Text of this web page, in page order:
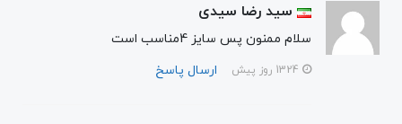
سید رضا سیدی
سلام ممنون پس سایز 4مناسب است
ارسال پاسخ